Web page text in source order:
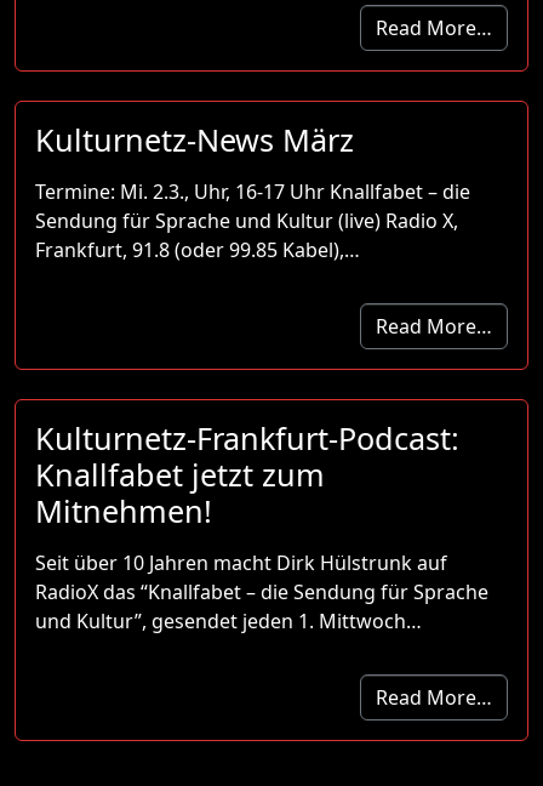
Read More…
Kulturnetz-News März
Termine: Mi. 2.3., Uhr, 16-17 Uhr Knallfabet – die
Sendung für Sprache und Kultur (live) Radio X,
Frankfurt, 91.8 (oder 99.85 Kabel),…
Read More…
Kulturnetz-Frankfurt-Podcast:
Knallfabet jetzt zum
Mitnehmen!
Seit über 10 Jahren macht Dirk Hülstrunk auf
RadioX das “Knallfabet – die Sendung für Sprache
und Kultur”, gesendet jeden 1. Mittwoch…
Read More…